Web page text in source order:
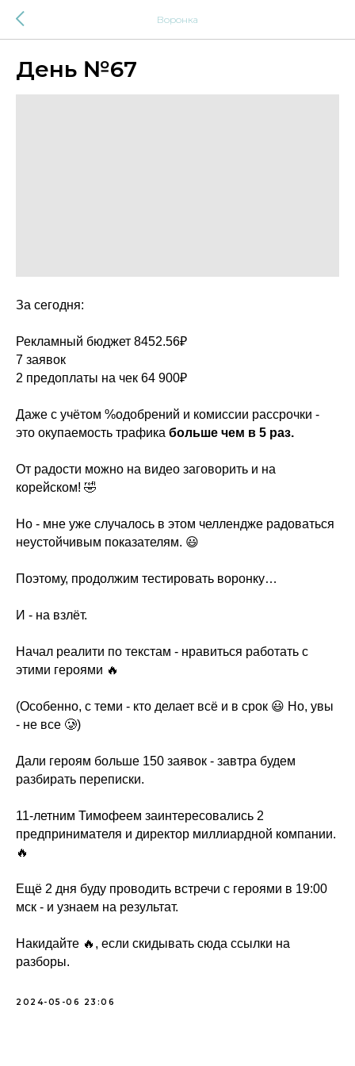
Воронка
День №67
За сегодня:
Рекламный бюджет 8452.56₽
7 заявок
2 предоплаты на чек 64 900₽
Даже с учётом %одобрений и комиссии рассрочки -
это окупаемость трафика больше чем в 5 раз.
От радости можно на видео заговорить и на
корейском! 🤣
Но - мне уже случалось в этом челлендже радоваться
неустойчивым показателям. 😃
Поэтому, продолжим тестировать воронку…
И - на взлёт.
Начал реалити по текстам - нравиться работать с
этими героями 🔥
(Особенно, с теми - кто делает всё и в срок 😃 Но, увы
- не все 🥲)
Дали героям больше 150 заявок - завтра будем
разбирать переписки.
11-летним Тимофеем заинтересовались 2
предпринимателя и директор миллиардной компании.
🔥
Ещё 2 дня буду проводить встречи с героями в 19:00
мск - и узнаем на результат.
Накидайте 🔥, если скидывать сюда ссылки на
разборы.
2024-05-06 23:06